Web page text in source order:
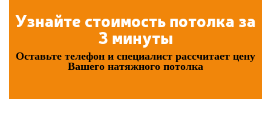
Узнайте стоимость потолка за
3 минуты
Оставьте телефон и специалист рассчитает цену
Вашего натяжного потолка